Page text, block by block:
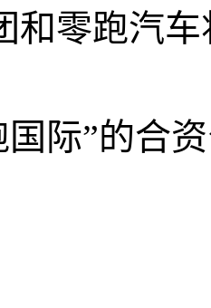
和零跑汽
国际”的合